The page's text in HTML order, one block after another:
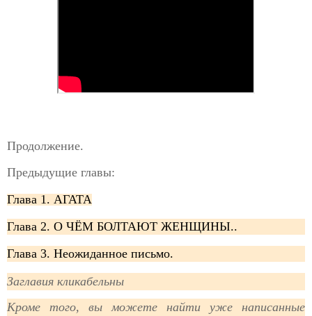
Продолжение.
Предыдущие главы:
Глава 1. АГАТА
Глава 2. О ЧЁМ БОЛТАЮТ ЖЕНЩИНЫ..
Глава 3. Неожиданное письмо.
Заглавия кликабельны
Кроме того, вы можете найти уже написанные